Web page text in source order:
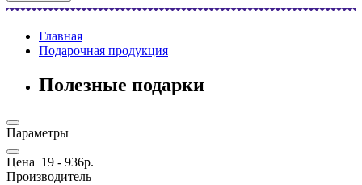
Главная
Подарочная продукция
Полезные подарки
Параметры
Цена 19 - 936р.
Производитель